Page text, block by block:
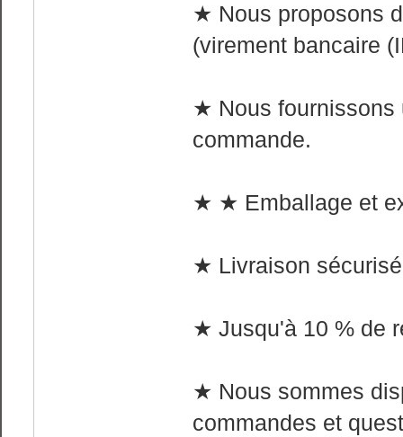
★ Nous proposons
(virement bancaire
★ Nous fournissons
commande.
★ ★ Emballage et
★ Livraison
★ Jusqu'à 10 % de
★ Nous sommes
commandes et